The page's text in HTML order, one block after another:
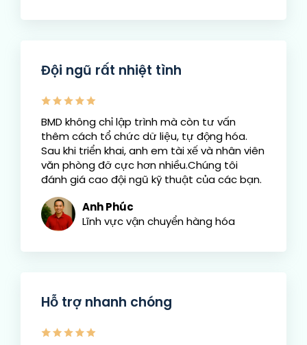
Đội ngũ rất nhiệt tình
BMD không chỉ lập trình mà còn tư vấn
thêm cách tổ chức dữ liệu, tự động hóa.
Sau khi triển khai, anh em tài xế và nhân viên
văn phòng đỡ cực hơn nhiều.Chúng tôi
đánh giá cao đội ngũ kỹ thuật của các bạn.
Anh Phúc
Lĩnh vực vận chuyển hàng hóa
Hỗ trợ nhanh chóng